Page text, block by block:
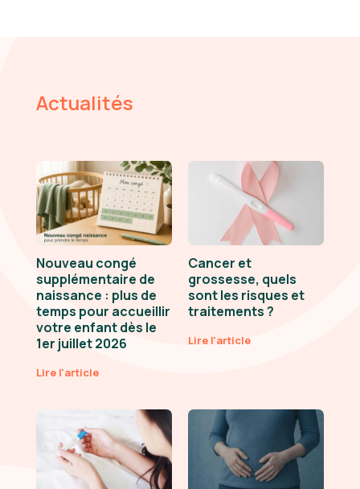
Actualités
Nouveau congé
supplémentaire de
naissance : plus de
temps pour accueillir
votre enfant dès le
1er juillet 2026
Lire l'article
Cancer et
grossesse, quels
sont les risques et
traitements ?
Lire l'article